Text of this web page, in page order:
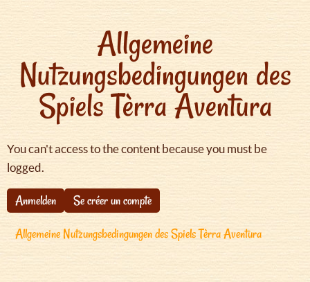
Allgemeine
Nutzungsbedingungen des
Spiels Tèrra Aventura
You can't access to the content because you must be
logged.
Anmelden
Se créer un compte
Allgemeine Nutzungsbedingungen des Spiels Tèrra Aventura